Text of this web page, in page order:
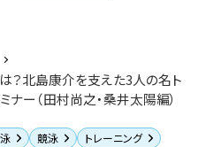
？北島康介を支えた3人の名ト
ー（田村尚之・桑井太陽編）
競泳 トレーニング